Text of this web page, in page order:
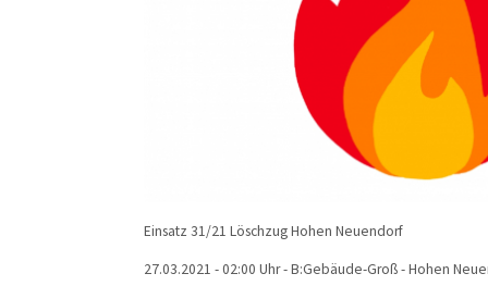
Einsatz 31/21 Löschzug Hohen Neuendorf
27.03.2021 - 02:00 Uhr - B:Gebäude-Groß - Hohen